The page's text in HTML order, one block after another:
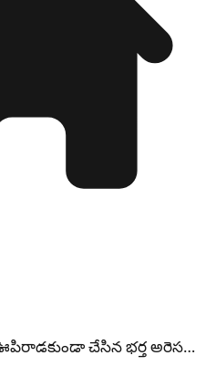
చేసిన భర్త అరెస…